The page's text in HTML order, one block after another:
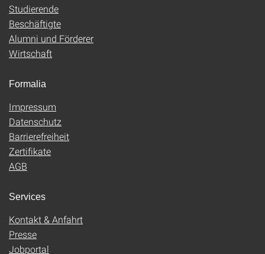
Studierende
Beschäftigte
Alumni und Förderer
Wirtschaft
Formalia
Impressum
Datenschutz
Barrierefreiheit
Zertifikate
AGB
Services
Kontakt & Anfahrt
Presse
Jobportal